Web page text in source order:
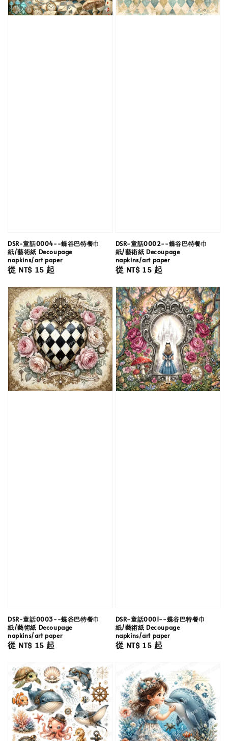
DSR-童話0004--蝶谷巴特餐巾
紙/藝術紙 Decoupage
napkins/art paper
Regular
從 NT$ 15起
DSR-童話0002--蝶谷巴特餐巾
紙/藝術紙 Decoupage
napkins/art paper
Regular
從 NT$ 15起
DSR-童話0003--蝶谷巴特餐巾
紙/藝術紙 Decoupage
napkins/art paper
Regular
從 NT$ 15起
DSR-童話0001--蝶谷巴特餐巾
紙/藝術紙 Decoupage
napkins/art paper
Regular
從 NT$ 15起